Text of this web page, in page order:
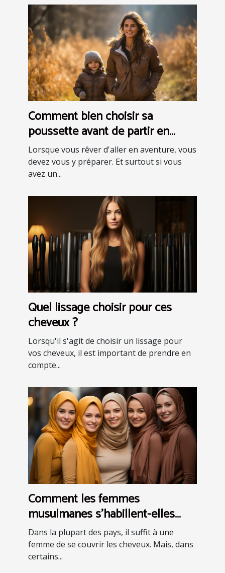
Comment bien choisir sa
poussette avant de partir en
aventure ?
Lorsque vous rêver d'aller en aventure, vous
devez vous y préparer. Et surtout si vous
avez un...
Quel lissage choisir pour ces
cheveux ?
Lorsqu'il s'agit de choisir un lissage pour
vos cheveux, il est important de prendre en
compte...
Comment les femmes
musulmanes s'habillent-elles
dans différentes parties du
monde ?
Dans la plupart des pays, il suffit à une
femme de se couvrir les cheveux. Mais, dans
certains...